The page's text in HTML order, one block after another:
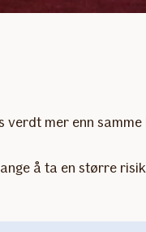
mer enn
å ta en større